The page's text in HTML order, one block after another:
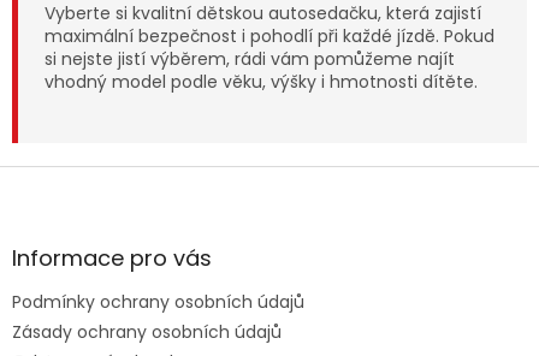
Vyberte si kvalitní dětskou autosedačku, která zajistí
maximální bezpečnost i pohodlí při každé jízdě. Pokud
si nejste jistí výběrem, rádi vám pomůžeme najít
vhodný model podle věku, výšky i hmotnosti dítěte.
Z
aInformace pro vás
Podmínky ochrany osobních údajů
Zásady ochrany osobních údajů